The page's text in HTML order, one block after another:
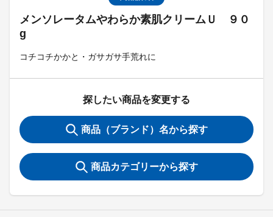
メンソレータムやわらか素肌クリームＵ ９０
g
コチコチかかと・ガサガサ手荒れに
探したい商品を変更する
商品（ブランド）名から探す
商品カテゴリーから探す